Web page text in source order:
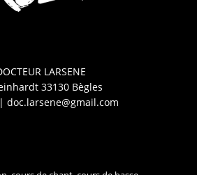
LARSENE
33130 Bègles
doc.larsene@gmail.com